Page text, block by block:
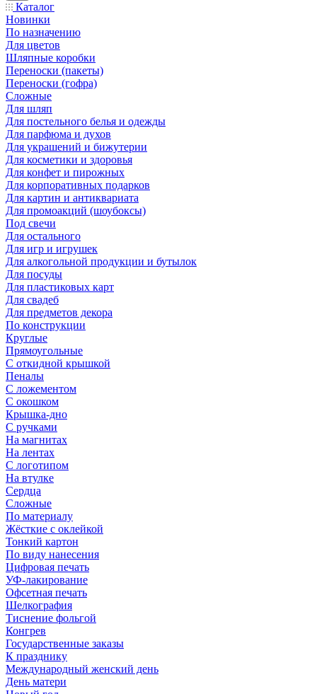
Каталог
Новинки
По назначению
Для цветов
Шляпные коробки
Переноски (пакеты)
Переноски (гофра)
Сложные
Для шляп
Для постельного белья и одежды
Для парфюма и духов
Для украшений и бижутерии
Для косметики и здоровья
Для конфет и пирожных
Для корпоративных подарков
Для картин и антиквариата
Для промоакций (шоубоксы)
Под свечи
Для остального
Для игр и игрушек
Для алкогольной продукции и бутылок
Для посуды
Для пластиковых карт
Для свадеб
Для предметов декора
По конструкции
Круглые
Прямоугольные
С откидной крышкой
Пеналы
С ложементом
С окошком
Крышка-дно
С ручками
На магнитах
На лентах
С логотипом
На втулке
Сердца
Сложные
По материалу
Жёсткие с оклейкой
Тонкий картон
По виду нанесения
Цифровая печать
УФ-лакирование
Офсетная печать
Шелкография
Тиснение фольгой
Конгрев
Государственные заказы
К празднику
Международный женский день
День матери